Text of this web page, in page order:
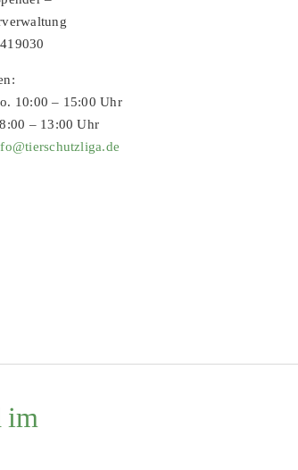
10:00 – 15:00 Uhr
– 13:00 Uhr
im